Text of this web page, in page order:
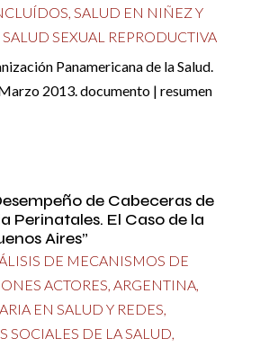
SALUD EN NIÑEZ Y
SALUD SEXUAL REPRODUCTIVA
Panamericana de la Salud.
2013. documento | resumen
de Cabeceras de
Perinatales. El Caso de la
Aires”
DE MECANISMOS DE
ACTORES ARGENTINA
EN SALUD Y REDES
SOCIALES DE LA SALUD